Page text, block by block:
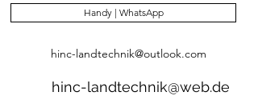
Handy | WhatsApp
hinc-landtechnik@outlook.com
hinc-landtechnik@web.de